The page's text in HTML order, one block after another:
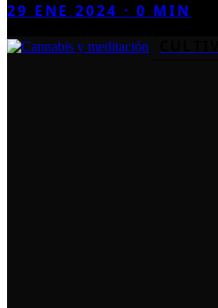
29 ENE 2024 ·0 MIN